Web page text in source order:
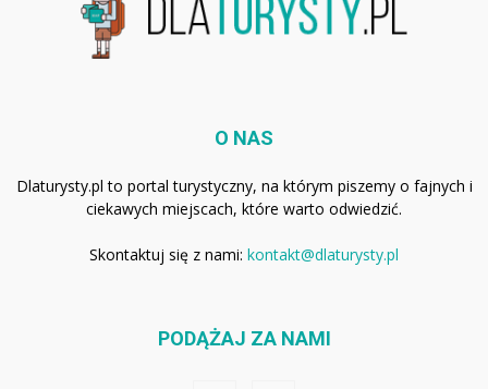
O NAS
Dlaturysty.pl to portal turystyczny, na którym piszemy o fajnych i
ciekawych miejscach, które warto odwiedzić.
Skontaktuj się z nami: kontakt@dlaturysty.pl
PODĄŻAJ ZA NAMI